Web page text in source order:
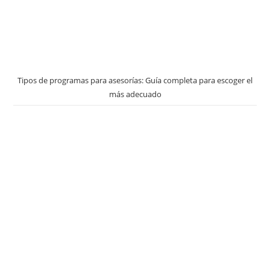
Tipos de programas para asesorías: Guía completa para escoger el
más adecuado